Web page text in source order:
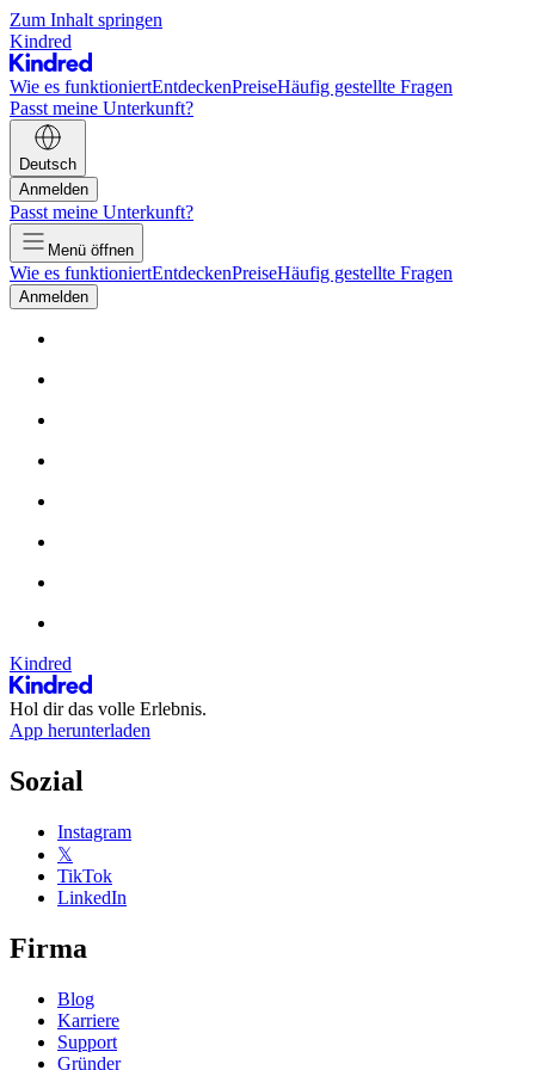
Zum Inhalt springen
Kindred
Wie es funktioniertEntdeckenPreiseHäufig gestellte Fragen
Passt meine Unterkunft?
Deutsch
Anmelden
Passt meine Unterkunft?
Menü öffnen
Wie es funktioniertEntdeckenPreiseHäufig gestellte Fragen
Anmelden
Kindred
Hol dir das volle Erlebnis.
App herunterladen
Sozial
Instagram
𝕏
TikTok
LinkedIn
Firma
Blog
Karriere
Support
Gründer